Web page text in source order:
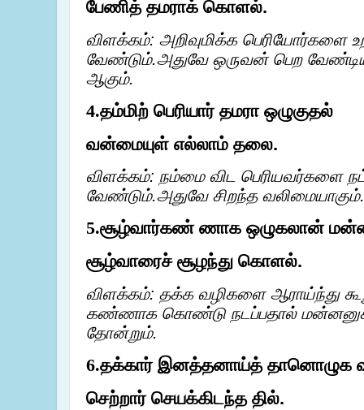
பேணித் தமராக் கொளல்.
விளக்கம்: அறிவுமிக்க
வேண்டும்.அதுவே ஒருவன் பெற வேண்டிய
ஆகும்.
4.தம்மிற் பெரியார் தமரா ஒழுகுதல்
வன்மையுள் எல்லாம் தலை.
விளக்கம்: நம்மை விட பெரியவர்களை
வேண்டும்.அதுவே சிறந்த வலிமையாகும்.
5.சூழ்வார்கண் ணாக ஒழுகலான்
சூழ்வாரைச் சூழந்து கொளல்.
விளக்கம்: தக்க வழிகளை ஆராய்ந்து
கண்ணாக கொண்டு நடப்பதால்
தோன்றும்.
6.தக்கார் இனத்தனாய்த் தானொழுக
செற்றார் செயக்கிடந்த தில்.